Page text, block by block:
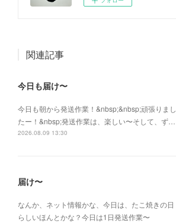
関連記事
今日も届け〜
今日も朝から発送作業！&nbsp;&nbsp;頑張りまし
たー！&nbsp;発送作業は、楽しい〜そして、ず…
2026.08.09 13:30
届け〜
なんか、ネット情報かな、今日は、たこ焼きの日
らしいほんとかな？今日は1日発送作業〜